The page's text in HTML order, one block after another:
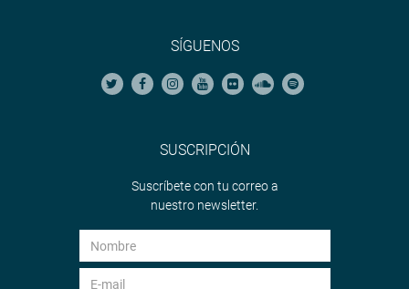
SÍGUENOS
SUSCRIPCIÓN
Suscríbete con tu correo a
nuestro newsletter.